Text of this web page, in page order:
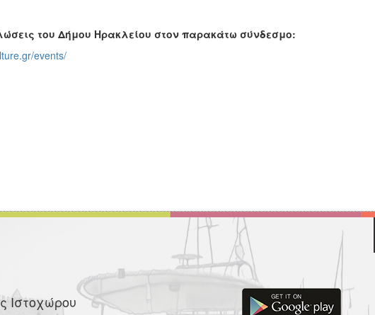
του Δήμου Ηρακλείου στον παρακάτω σύνδεσμο:
events/
Ιστοχώρου